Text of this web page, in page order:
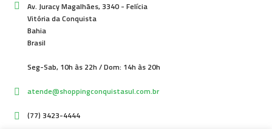
Av. Juracy Magalhães, 3340 - Felícia
Vitória da Conquista
Bahia
Brasil
Seg-Sab, 10h às 22h / Dom: 14h às 20h
atende@shoppingconquistasul.com.br
(77) 3423-4444